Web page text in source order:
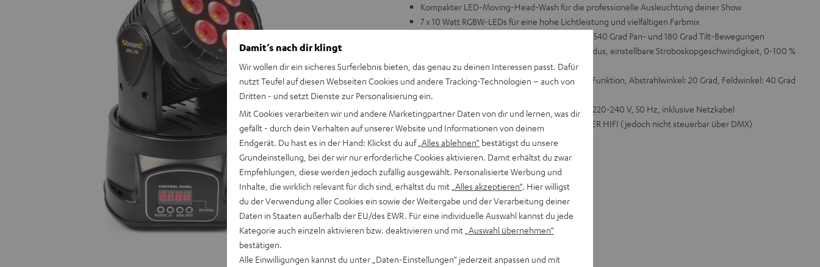
Kompakter LED-Moving-Head-Wash für die professionelle Ausleuchtung deiner Show
7 x 10 Watt RGBW-LEDs für eine hohe Lichtleistung und vielfältigen Farbmix
Kreiere aufregende, smoothe und spannende 540 Grad Pan- und 180 Grad Tilt-Bewegungen
RGBW-Farbmischung, 7 oder 12 Kanal DMX Modus, einstellbare Stroboskopgeschwindigkeit, 0-100 %
Dimmer
DMX- und Stand-alone-Modus, Master/Slave-Funktion, Abstrahlwinkel: 20 Grad, Feldwinkel: 40 Grad
Beleuchtungsstärke: 8.000 lx @ 1 m
Leistungsaufnahme: 80 W, Stromversorgung: 220-240 V, 50 Hz, inklusive Netzkabel
Passend für zum Beispiel ROCKSTER und POWER HIFI (jedoch nicht steuerbar über DMX)
Damit‘s nach dir klingt
Wir wollen dir ein sicheres Surferlebnis bieten, das genau zu deinen Interessen passt. Dafür
nutzt Teufel auf diesen Webseiten Cookies und andere Tracking-Technologien – auch von
Dritten - und setzt Dienste zur Personalisierung ein.
Mit Cookies verarbeiten wir und andere Marketingpartner Daten von dir und lernen, was dir
gefällt - durch dein Verhalten auf unserer Website und Informationen von deinem
Endgerät. Du hast es in der Hand: Klickst du auf „Alles ablehnen“ bestätigst du unsere
Grundeinstellung, bei der wir nur erforderliche Cookies aktivieren. Damit erhältst du zwar
Empfehlungen, diese werden jedoch zufällig ausgewählt. Personalisierte Werbung und
Inhalte, die wirklich relevant für dich sind, erhältst du mit „Alles akzeptieren“. Hier willigst
du der Verwendung aller Cookies ein sowie der Weitergabe und der Verarbeitung deiner
Daten in Staaten außerhalb der EU/des EWR. Für eine individuelle Auswahl kannst du jede
Kategorie auch einzeln aktivieren bzw. deaktivieren und mit „Auswahl übernehmen“
bestätigen.
Alle Einwilligungen kannst du unter „Daten-Einstellungen“ jederzeit anpassen und mit